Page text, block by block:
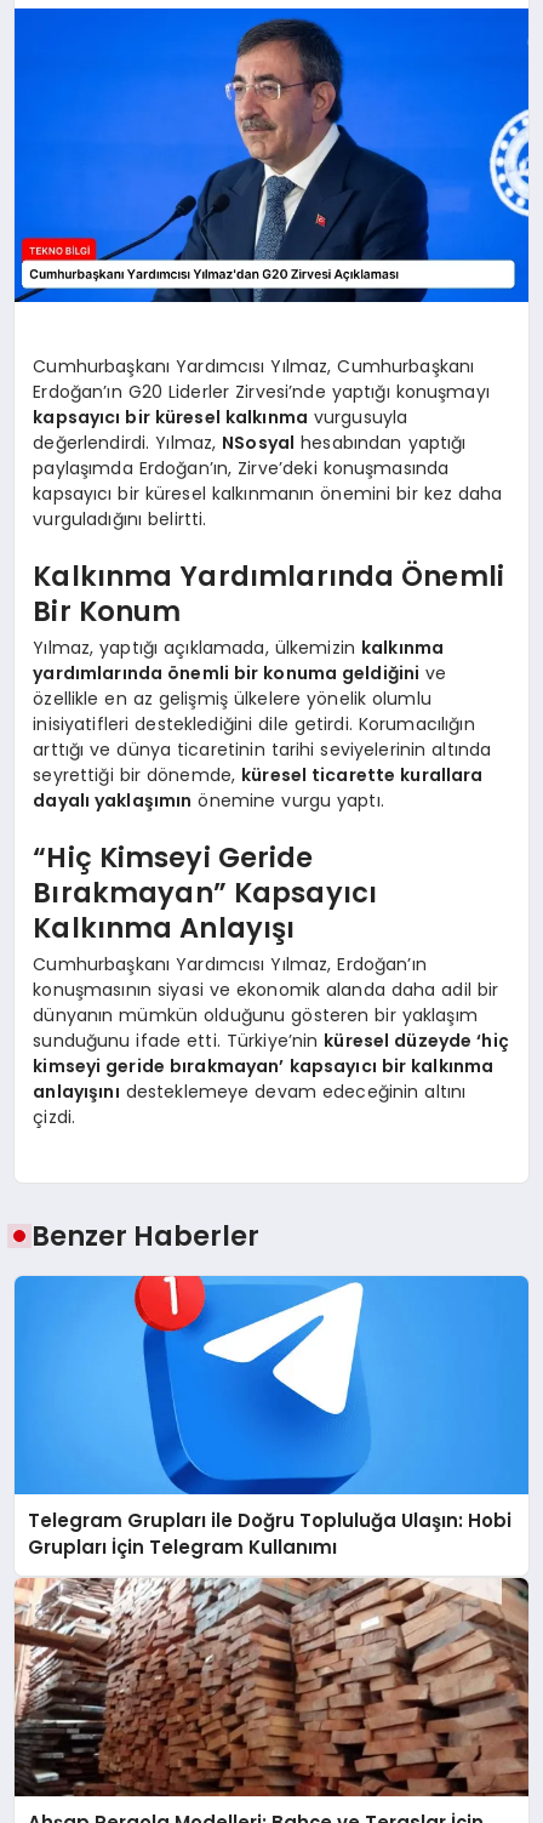
Cumhurbaşkanı Yardımcısı Yılmaz, Cumhurbaşkanı
Erdoğan’ın G20 Liderler Zirvesi’nde yaptığı konuşmayı
kapsayıcı bir küresel kalkınma vurgusuyla
değerlendirdi. Yılmaz, NSosyal hesabından yaptığı
paylaşımda Erdoğan’ın, Zirve’deki konuşmasında
kapsayıcı bir küresel kalkınmanın önemini bir kez daha
vurguladığını belirtti.
Kalkınma Yardımlarında Önemli
Bir Konum
Yılmaz, yaptığı açıklamada, ülkemizin kalkınma
yardımlarında önemli bir konuma geldiğini ve
özellikle en az gelişmiş ülkelere yönelik olumlu
inisiyatifleri desteklediğini dile getirdi. Korumacılığın
arttığı ve dünya ticaretinin tarihi seviyelerinin altında
seyrettiği bir dönemde, küresel ticarette kurallara
dayalı yaklaşımın önemine vurgu yaptı.
“Hiç Kimseyi Geride
Bırakmayan” Kapsayıcı
Kalkınma Anlayışı
Cumhurbaşkanı Yardımcısı Yılmaz, Erdoğan’ın
konuşmasının siyasi ve ekonomik alanda daha adil bir
dünyanın mümkün olduğunu gösteren bir yaklaşım
sunduğunu ifade etti. Türkiye’nin küresel düzeyde ‘hiç
kimseyi geride bırakmayan’ kapsayıcı bir kalkınma
anlayışını desteklemeye devam edeceğinin altını
çizdi.
Benzer Haberler
Telegram Grupları ile Doğru Topluluğa Ulaşın: Hobi
Grupları İçin Telegram Kullanımı